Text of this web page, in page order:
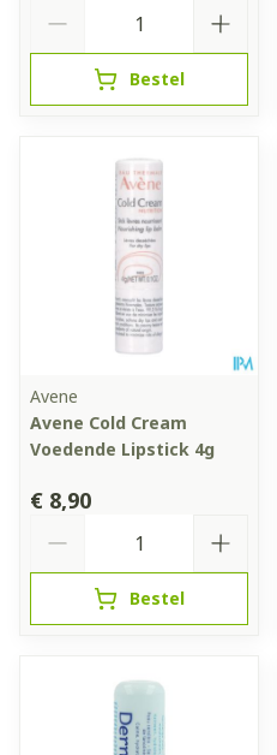
Bestel
Avene
Avene Cold Cream
Voedende Lipstick 4g
€ 8,90
Bestel